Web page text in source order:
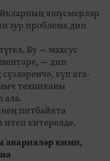
яшүсмерләр
зур проблема дип
Бу — махсус
— дип
күп ата-
техниканы
ала.
питбайкта
итеп китерелде.
аварияләр кими,